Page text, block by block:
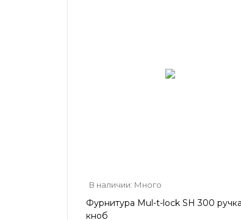
В наличии: Много
Фурнитура Mul-t-lock SH 300
кноб